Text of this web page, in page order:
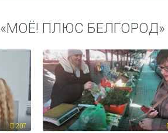
«МОЁ! ПЛЮС БЕЛГОРОД»
207